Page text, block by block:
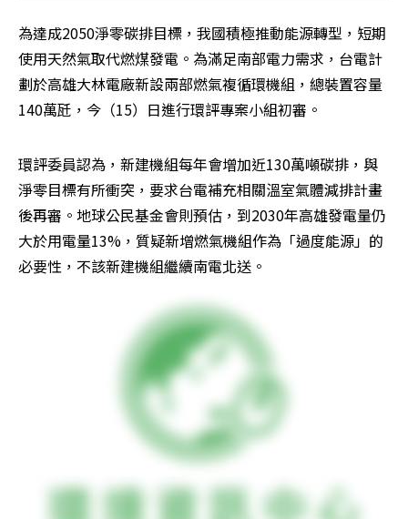
為達成2050淨零碳排目標，我國積極推動能源轉型，短期
使用天然氣取代燃煤發電。為滿足南部電力需求，台電計
劃於高雄大林電廠新設兩部燃氣複循環機組，總裝置容量
140萬瓩，今（15）日進行環評專案小組初審。
環評委員認為，新建機組每年會增加近130萬噸碳排，與
淨零目標有所衝突，要求台電補充相關溫室氣體減排計畫
後再審。地球公民基金會則預估，到2030年高雄發電量仍
大於用電量13%，質疑新增燃氣機組作為「過度能源」的
必要性，不該新建機組繼續南電北送。